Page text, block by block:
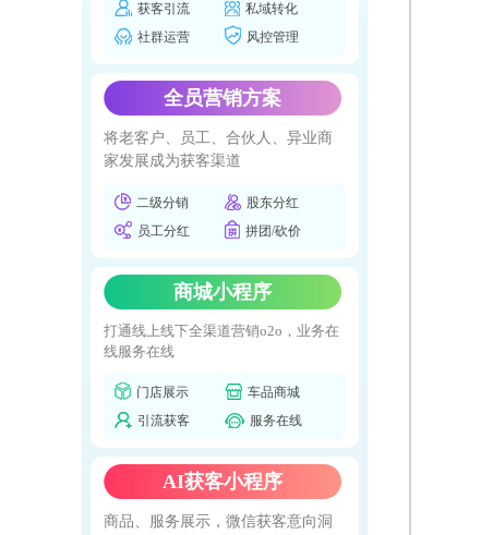
获客引流
私域转化
社群运营
风控管理
全员营销方案
将老客户、员工、合伙人、异业商
家发展成为获客渠道
二级分销
股东分红
员工分红
拼团/砍价
商城小程序
打通线上线下全渠道营销o2o，业务在
线服务在线
门店展示
车品商城
引流获客
服务在线
AI获客小程序
商品、服务展示，微信获客意向洞